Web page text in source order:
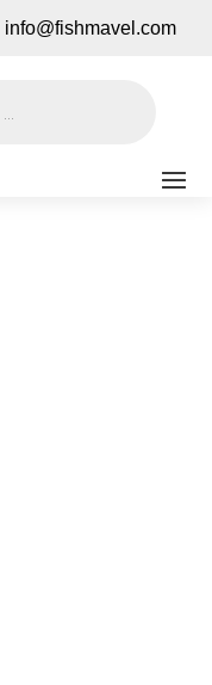
info@fishmavel.com